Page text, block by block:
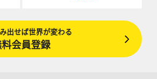
出せば世界が変わる
料会員登録